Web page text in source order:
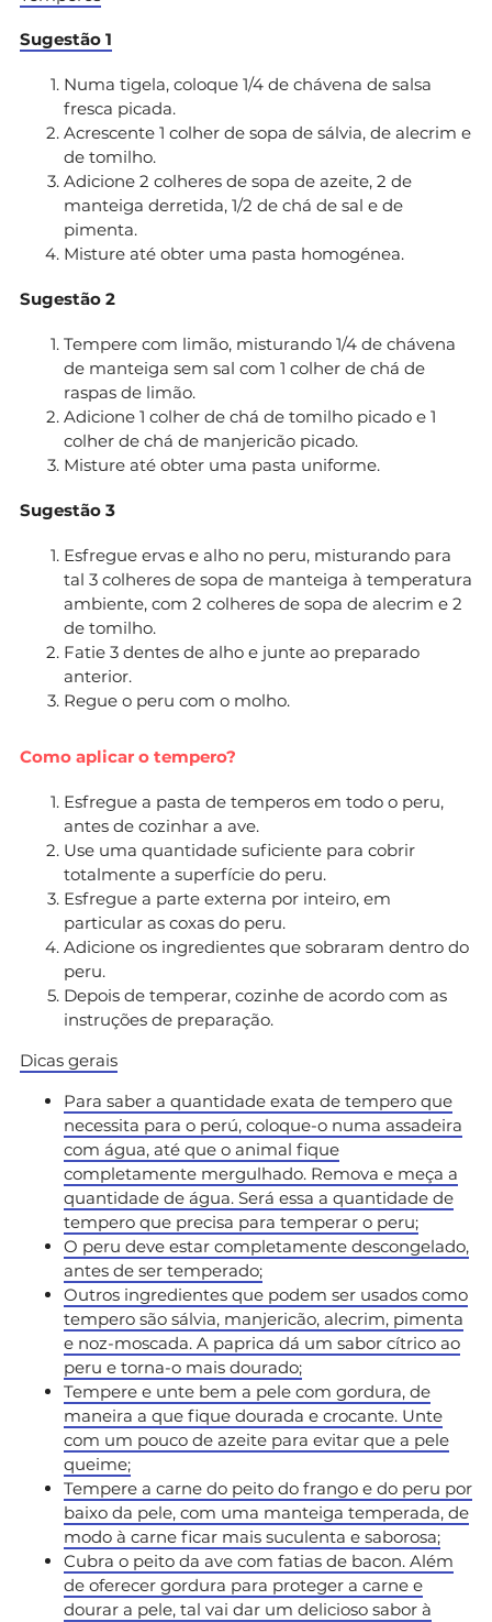
Sugestão 1
Numa tigela, coloque 1/4 de chávena de salsa
fresca picada.
Acrescente 1 colher de sopa de sálvia, de alecrim e
de tomilho.
Adicione 2 colheres de sopa de azeite, 2 de
manteiga derretida, 1/2 de chá de sal e de
pimenta.
Misture até obter uma pasta homogénea.
Sugestão 2
Tempere com limão, misturando 1/4 de chávena
de manteiga sem sal com 1 colher de chá de
raspas de limão.
Adicione 1 colher de chá de tomilho picado e 1
colher de chá de manjericão picado.
Misture até obter uma pasta uniforme.
Sugestão 3
Esfregue ervas e alho no peru, misturando para
tal 3 colheres de sopa de manteiga à temperatura
ambiente, com 2 colheres de sopa de alecrim e 2
de tomilho.
Fatie 3 dentes de alho e junte ao preparado
anterior.
Regue o peru com o molho.
Como aplicar o tempero?
Esfregue a pasta de temperos em todo o peru,
antes de cozinhar a ave.
Use uma quantidade suficiente para cobrir
totalmente a superfície do peru.
Esfregue a parte externa por inteiro, em
particular as coxas do peru.
Adicione os ingredientes que sobraram dentro do
peru.
Depois de temperar, cozinhe de acordo com as
instruções de preparação.
Dicas gerais
Para saber a quantidade exata de tempero que
necessita para o perú, coloque-o numa assadeira
com água, até que o animal fique
completamente mergulhado. Remova e meça a
quantidade de água. Será essa a quantidade de
tempero que precisa para temperar o peru;
O peru deve estar completamente descongelado,
antes de ser temperado;
Outros ingredientes que podem ser usados como
tempero são sálvia, manjericão, alecrim, pimenta
e noz-moscada. A paprica dá um sabor cítrico ao
peru e torna-o mais dourado;
Tempere e unte bem a pele com gordura, de
maneira a que fique dourada e crocante. Unte
com um pouco de azeite para evitar que a pele
queime;
Tempere a carne do peito do frango e do peru por
baixo da pele, com uma manteiga temperada, de
modo à carne ficar mais suculenta e saborosa;
Cubra o peito da ave com fatias de bacon. Além
de oferecer gordura para proteger a carne e
dourar a pele, tal vai dar um delicioso sabor à